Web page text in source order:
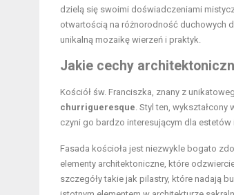
dzielą się swoimi doświadczeniami
otwartością na różnorodność duchowych
unikalną mozaikę wierzeń i praktyk.
Jakie cechy
Kościół św. Franciszka, znany z
churrigueresque . Styl ten,
czyni go bardzo interesującym dla estetów
Fasada kościoła jest niezwykle bogato
elementy architektoniczne, które
szczegóły takie jak pilastry, które nadają